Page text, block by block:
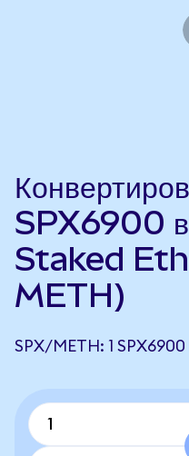
SPX6900
Staked
METH)
SPX/METH: 1